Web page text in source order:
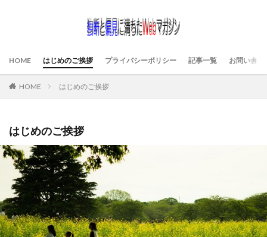
HOME はじめのご挨拶 プライバシーポリシー 記事一覧 お問い合わ
HOME はじめのご挨拶
はじめのご挨拶